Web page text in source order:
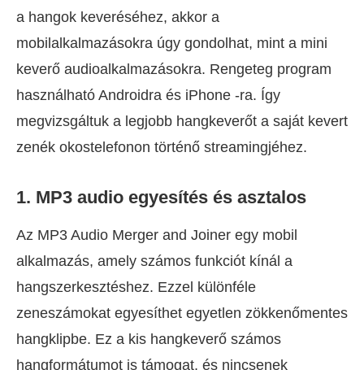
a hangok keveréséhez, akkor a
mobilalkalmazásokra úgy gondolhat, mint a mini
keverő audioalkalmazásokra. Rengeteg program
használható Androidra és iPhone -ra. Így
megvizsgáltuk a legjobb hangkeverőt a saját kevert
zenék okostelefonon történő streamingjéhez.
1. MP3 audio egyesítés és asztalos
Az MP3 Audio Merger and Joiner egy mobil
alkalmazás, amely számos funkciót kínál a
hangszerkesztéshez. Ezzel különféle
zeneszámokat egyesíthet egyetlen zökkenőmentes
hangklipbe. Ez a kis hangkeverő számos
hangformátumot is támogat, és nincsenek